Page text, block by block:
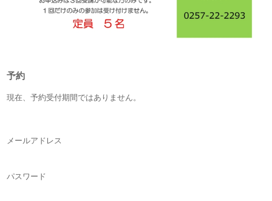
予約
現在、予約受付期間ではありません。
メールアドレス
パスワード